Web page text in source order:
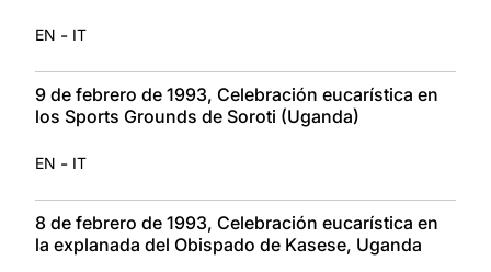
EN - IT
9 de febrero de 1993, Celebración eucarística en
los Sports Grounds de Soroti (Uganda)
EN - IT
8 de febrero de 1993, Celebración eucarística en
la explanada del Obispado de Kasese, Uganda